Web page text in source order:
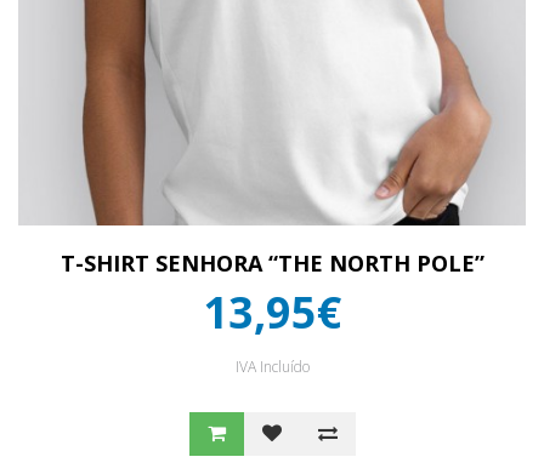
T-SHIRT SENHORA “THE NORTH POLE”
13,95€
IVA Incluído